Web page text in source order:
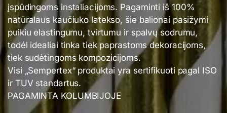
įspūdingoms instaliacijoms. Pagaminti iš 100%
natūralaus kaučiuko latekso, šie balionai pasižymi
puikiu elastingumu, tvirtumu ir spalvų sodrumu,
todėl idealiai tinka tiek paprastoms dekoracijoms,
tiek sudėtingoms kompozicijoms.
Visi „Sempertex“ produktai yra sertifikuoti pagal ISO
ir TUV standartus.
PAGAMINTA KOLUMBIJOJE